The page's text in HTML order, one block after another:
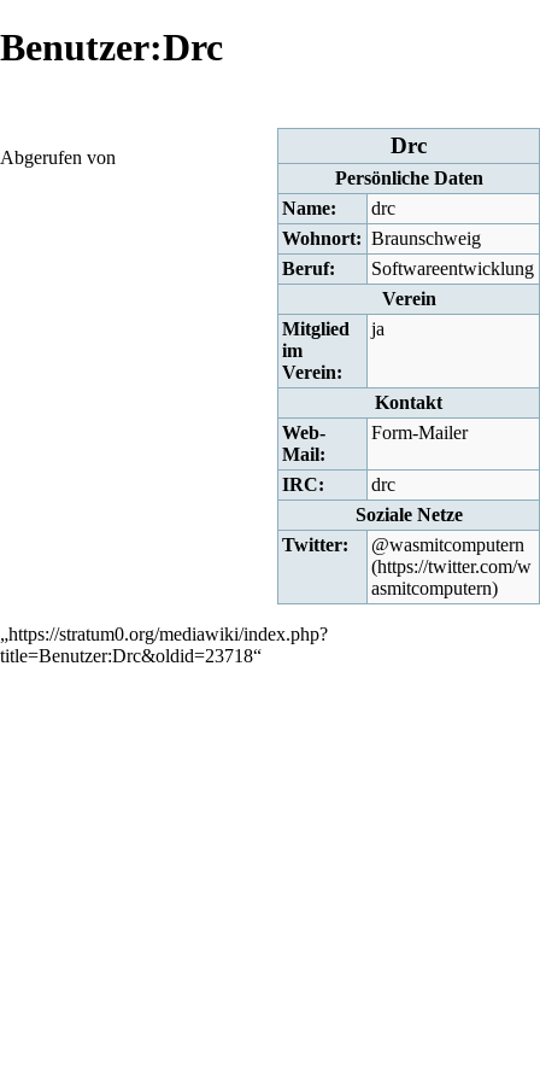
Benutzer:Drc
Drc
Persönliche Daten
Name:
drc
Wohnort: Braunschweig
Beruf:
Softwareentwicklung
Verein
Mitglied
im
Verein:
ja
Kontakt
Web-
Mail:
Form-Mailer
IRC:
drc
Soziale Netze
Twitter:
@wasmitcomputern
Abgerufen von
„https://stratum0.org/mediawiki/index.php?
title=Benutzer:Drc&oldid=23718“